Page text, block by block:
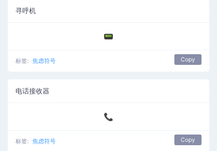
寻呼机
📟
标签: 焦虑符号 Copy
电话接收器
📞
标签: 焦虑符号 Copy